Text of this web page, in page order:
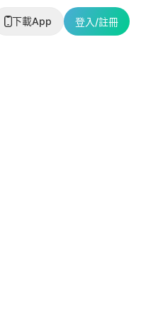
下載App 登入/註冊